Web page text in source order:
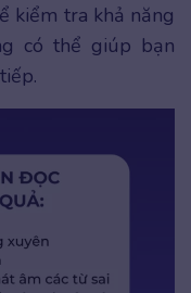
kiểm tra khả năng
có thể giúp bạn